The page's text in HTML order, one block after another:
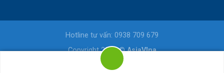
Hotline tư vấn: 0938 709 679
Copyright 2026 ©AsiaVIna